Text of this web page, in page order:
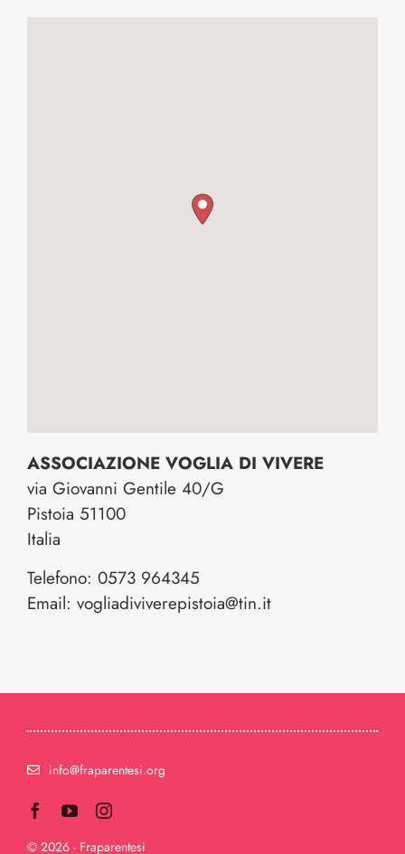
ASSOCIAZIONE VOGLIA DI VIVERE
via Giovanni Gentile 40/G
Pistoia 51100
Italia
Telefono: 0573 964345
Email: vogliadiviverepistoia@tin.it
info@fraparentesi.org
© 2026 - Fraparentesi